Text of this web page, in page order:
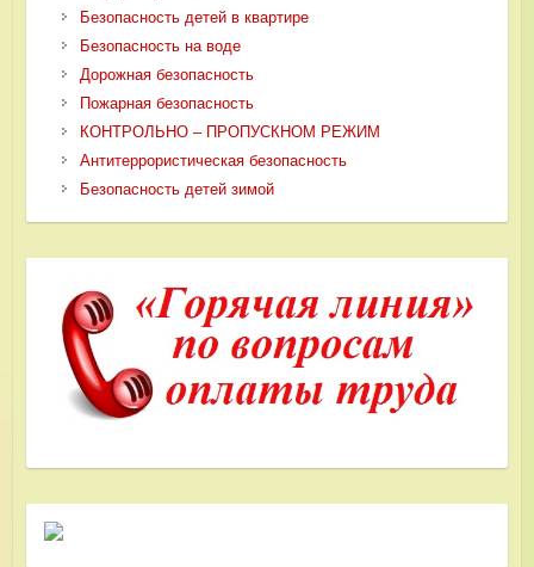
Безопасность детей в квартире
Безопасность на воде
Дорожная безопасность
Пожарная безопасность
КОНТРОЛЬНО – ПРОПУСКНОМ РЕЖИМ
Антитеррористическая безопасность
Безопасность детей зимой